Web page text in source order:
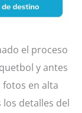
el proceso
y antes
fotos en alta
detalles del